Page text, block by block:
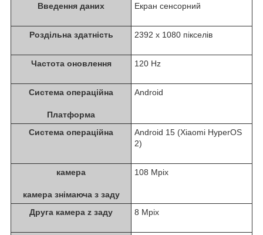
Введення даних Екран сенсорний
Роздільна здатність 2392 x 1080 пікселів
Частота оновлення 120 Hz
Система операційна
Платформа
Android
Система операційна
Android 15 (Xiaomi HyperOS
2)
камера
камера знімаюча з заду
108 Mpix
Друга камера z заду 8 Mpix